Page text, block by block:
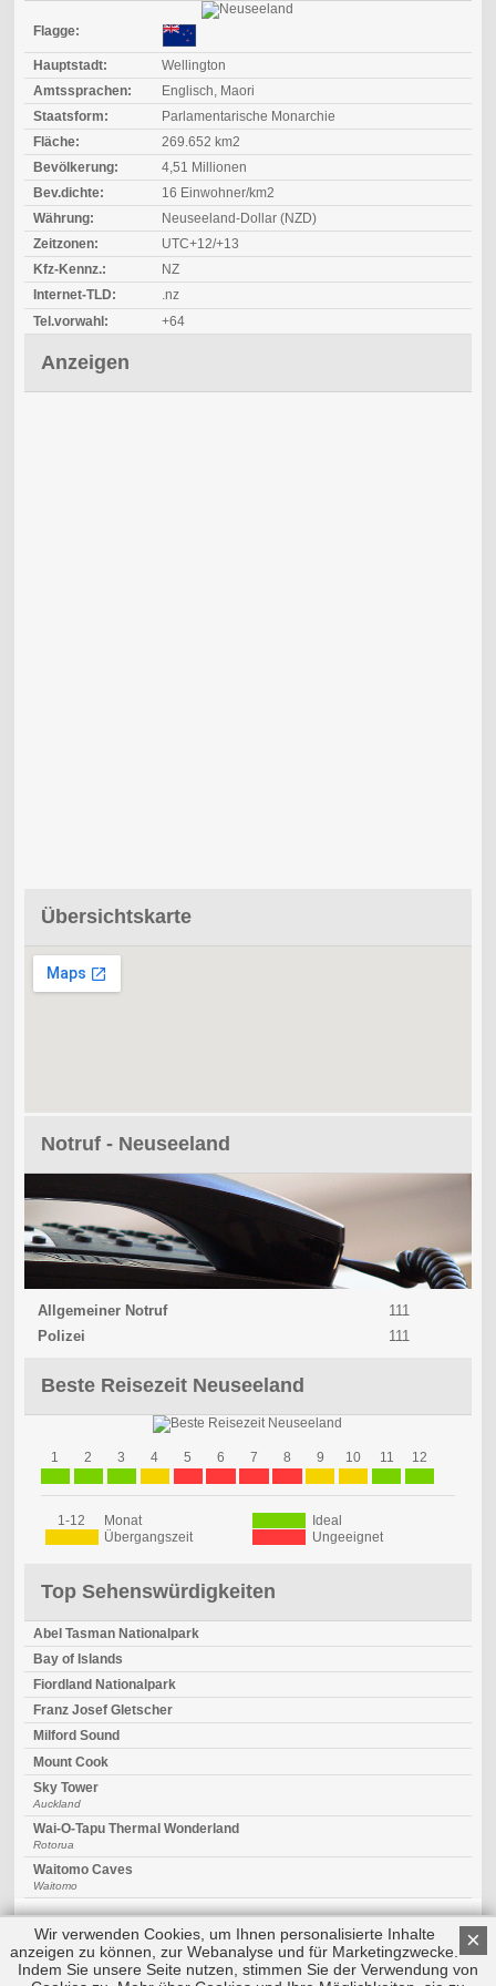
Flagge:
Hauptstadt:
Wellington
Amtssprachen:
Englisch, Maori
Staatsform:
Parlamentarische Monarchie
Fläche:
269.652 km2
Bevölkerung:
4,51 Millionen
Bev.dichte:
16 Einwohner/km2
Währung:
Neuseeland-Dollar (NZD)
Zeitzonen:
UTC+12/+13
Kfz-Kennz.:
NZ
Internet-TLD:
.nz
Tel.vorwahl:
+64
Anzeigen
Übersichtskarte
Notruf - Neuseeland
Allgemeiner Notruf
111
Polizei
111
Beste Reisezeit Neuseeland
1 2 3 4 5 6 7 8 9 10 11 12
1-12 Monat
Ideal
Übergangszeit
Ungeeignet
Top Sehenswürdigkeiten
Abel Tasman Nationalpark
Bay of Islands
Fiordland Nationalpark
Franz Josef Gletscher
Milford Sound
Mount Cook
Sky Tower
Auckland
Wai-O-Tapu Thermal Wonderland
Rotorua
Waitomo Caves
Waitomo
×
Wir verwenden Cookies, um Ihnen personalisierte Inhalte
anzeigen zu können, zur Webanalyse und für Marketingzwecke.
Indem Sie unsere Seite nutzen, stimmen Sie der Verwendung von